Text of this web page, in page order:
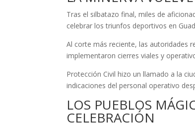
Tras el silbatazo final, miles de
celebrar los triunfos deportivos en
Al corte más reciente, las autoridades
implementaron cierres viales y
Protección Civil hizo un llamado a la
indicaciones del personal operativo
LOS PUEBLOS
CELEBRACIÓN